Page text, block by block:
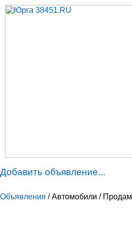
Добавить объявление...
Объявления / Автомобили / Продам